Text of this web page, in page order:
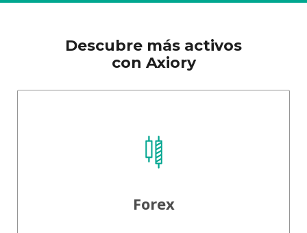
Descubre más activos
con Axiory
Forex